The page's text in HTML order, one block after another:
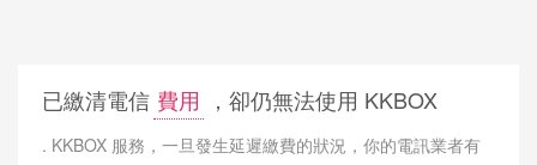
已繳清電信 費用 ，卻仍無法使用 KKBOX
. KKBOX 服務，一旦發生延遲繳費的狀況，你的電訊業者有